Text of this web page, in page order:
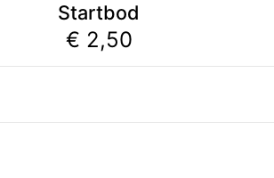
Startbod
€ 2,50